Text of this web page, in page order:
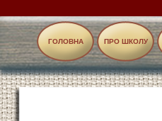
ГОЛОВНА ПРО ШКОЛУ